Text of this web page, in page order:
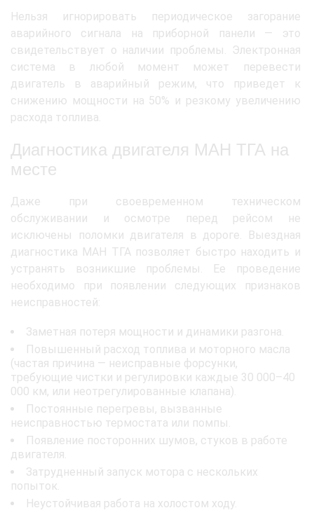
Нельзя игнорировать периодическое загорание
аварийного сигнала на приборной панели — это
свидетельствует о наличии проблемы. Электронная
система в любой момент может перевести
двигатель в аварийный режим, что приведет к
снижению мощности на 50% и резкому увеличению
расхода топлива.
Диагностика двигателя МАН ТГА на
месте
Даже при своевременном техническом
обслуживании и осмотре перед рейсом не
исключены поломки двигателя в дороге. Выездная
диагностика МАН ТГА позволяет быстро находить и
устранять возникшие проблемы. Ее проведение
необходимо при появлении следующих признаков
неисправностей:
Заметная потеря мощности и динамики разгона.
Повышенный расход топлива и моторного масла
(частая причина — неисправные форсунки,
требующие чистки и регулировки каждые 30 000–40
000 км, или неотрегулированные клапана).
Постоянные перегревы, вызванные
неисправностью термостата или помпы.
Появление посторонних шумов, стуков в работе
двигателя.
Затрудненный запуск мотора с нескольких
попыток.
Неустойчивая работа на холостом ходу.